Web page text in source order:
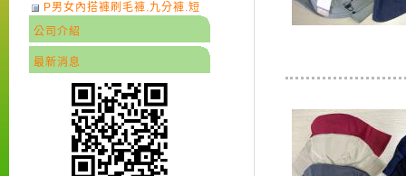
色)-7
P男女內搭褲刷毛褲.九分褲.短
褲
公司介紹
最新消息